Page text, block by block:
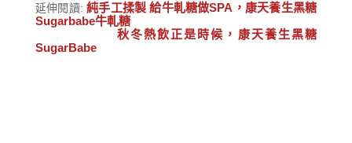
延伸閱讀:純手工揉製 給牛軋糖做SPA，康天養生黑糖
Sugarbabe牛軋糖
秋冬熱飲正是時候，康天養生黑糖
SugarBabe